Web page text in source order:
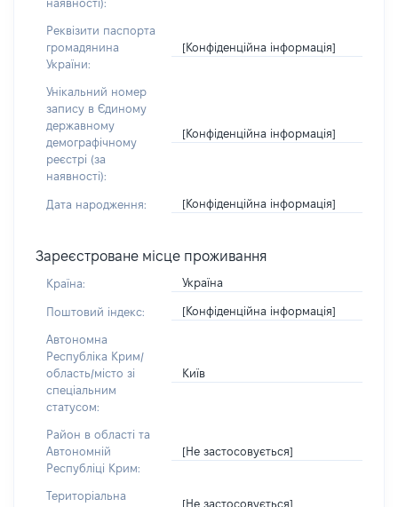
наявності):
Реквізити паспорта
громадянина
України:
[Конфіденційна інформація]
Унікальний номер
запису в Єдиному
державному
демографічному
реєстрі (за
наявності):
[Конфіденційна інформація]
Дата народження: [Конфіденційна інформація]
Зареєстроване місце проживання
Країна: Україна
Поштовий індекс: [Конфіденційна інформація]
Автономна
Республіка Крим/
область/місто зі
спеціальним
статусом:
Київ
Район в області та
Автономній
Республіці Крим:
[Не застосовується]
Територіальна
[Не застосовується]